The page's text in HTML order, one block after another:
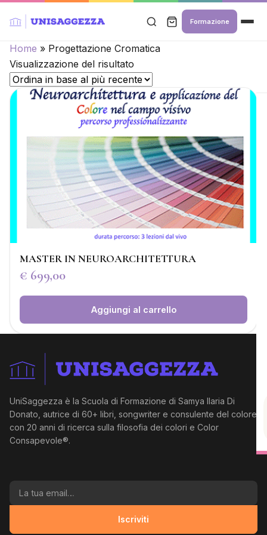
Formazione
Home » Progettazione Cromatica
Visualizzazione del risultato
MASTER IN NEUROARCHITETTURA
€ 699,00
Aggiungi al carrello
UniSaggezza è la Scuola di Formazione di Samya Ilaria Di
Donato, autrice di 60+ libri, songwriter e consulente del colore
con 20 anni di ricerca sulla filosofia dei colori e Color
Consapevole®.
La tua email
Iscriviti